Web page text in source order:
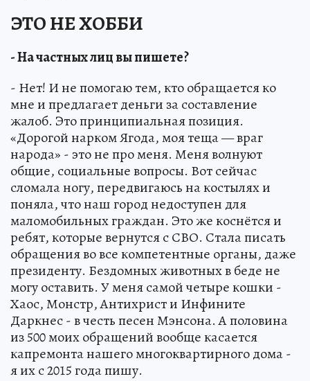
ЭТО НЕ ХОББИ
- На частных лиц вы пишете?
- Нет! И не помогаю тем, кто обращается ко
мне и предлагает деньги за составление
жалоб. Это принципиальная позиция.
«Дорогой нарком Ягода, моя теща — враг
народа» - это не про меня. Меня волнуют
общие, социальные вопросы. Вот сейчас
сломала ногу, передвигаюсь на костылях и
поняла, что наш город недоступен для
маломобильных граждан. Это же коснётся и
ребят, которые вернутся с СВО. Стала писать
обращения во все компетентные органы, даже
президенту. Бездомных животных в беде не
могу оставить. У меня самой четыре кошки -
Хаос, Монстр, Антихрист и Инфините
Даркнес - в честь песен Мэнсона. А половина
из 500 моих обращений вообще касается
капремонта нашего многоквартирного дома -
я их с 2015 года пишу.